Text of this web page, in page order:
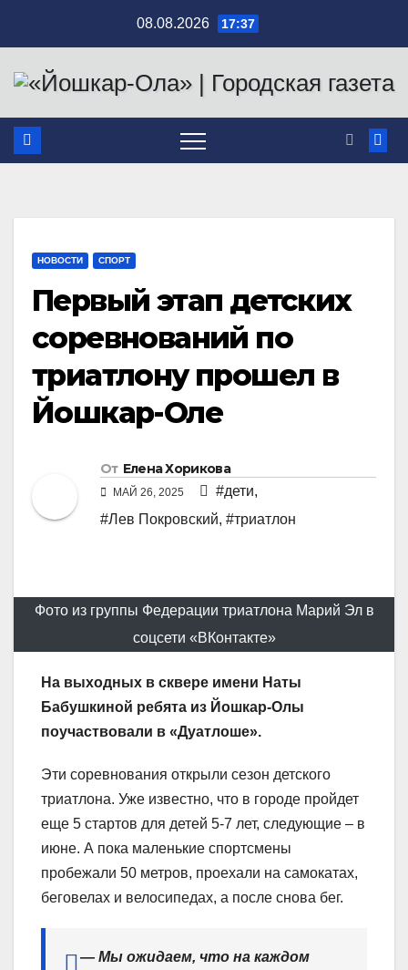
содержимому
08.08.2026 17:37
НОВОСТИ СПОРТ
Первый этап детских
соревнований по
триатлону прошел в
Йошкар-Оле
От Елена Хорикова
МАЙ 26, 2025 #дети,
#Лев Покровский, #триатлон
Фото из группы Федерации триатлона Марий Эл в
соцсети «ВКонтакте»
На выходных в сквере имени Наты
Бабушкиной ребята из Йошкар-Олы
поучаствовали в «Дуатлоше».
Эти соревнования открыли сезон детского
триатлона. Уже известно, что в городе пройдет
еще 5 стартов для детей 5-7 лет, следующие – в
июне. А пока маленькие спортсмены
пробежали 50 метров, проехали на самокатах,
беговелах и велосипедах, а после снова бег.
— Мы ожидаем, что на каждом